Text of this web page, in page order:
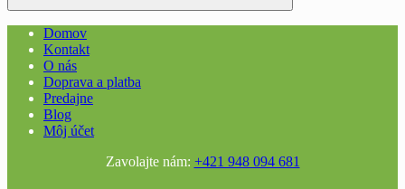
Domov
Kontakt
O nás
Doprava a platba
Predajne
Blog
Môj účet
Zavolajte nám: +421 948 094 681